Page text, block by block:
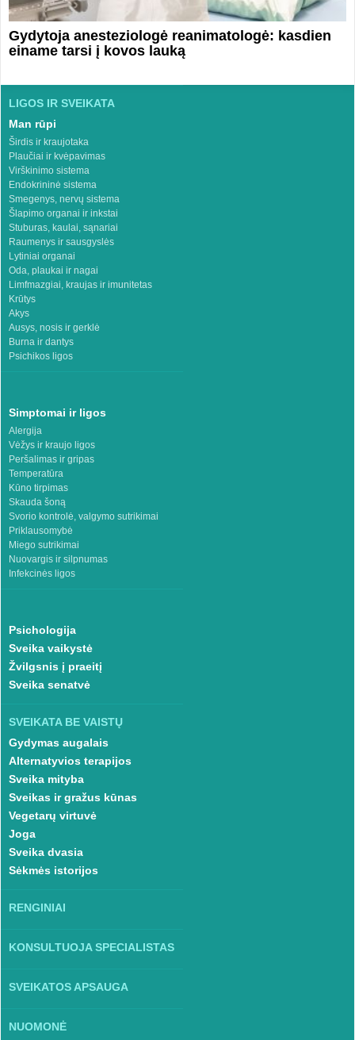
Gydytoja anesteziologė reanimatologė: kasdien
einame tarsi į kovos lauką
LIGOS IR SVEIKATA
Man rūpi
Širdis ir kraujotaka
Plaučiai ir kvėpavimas
Virškinimo sistema
Endokrininė sistema
Smegenys, nervų sistema
Šlapimo organai ir inkstai
Stuburas, kaulai, sąnariai
Raumenys ir sausgyslės
Lytiniai organai
Oda, plaukai ir nagai
Limfmazgiai, kraujas ir imunitetas
Krūtys
Akys
Ausys, nosis ir gerklė
Burna ir dantys
Psichikos ligos
Simptomai ir ligos
Alergija
Vėžys ir kraujo ligos
Peršalimas ir gripas
Temperatūra
Kūno tirpimas
Skauda šoną
Svorio kontrolė, valgymo sutrikimai
Priklausomybė
Miego sutrikimai
Nuovargis ir silpnumas
Infekcinės ligos
Psichologija
Sveika vaikystė
Žvilgsnis į praeitį
Sveika senatvė
SVEIKATA BE VAISTŲ
Gydymas augalais
Alternatyvios terapijos
Sveika mityba
Sveikas ir gražus kūnas
Vegetarų virtuvė
Joga
Sveika dvasia
Sėkmės istorijos
RENGINIAI
KONSULTUOJA SPECIALISTAS
SVEIKATOS APSAUGA
NUOMONĖ